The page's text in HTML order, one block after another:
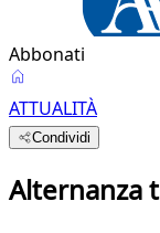
Abbonati
ATTUALITÀ
Condividi
Alternanza